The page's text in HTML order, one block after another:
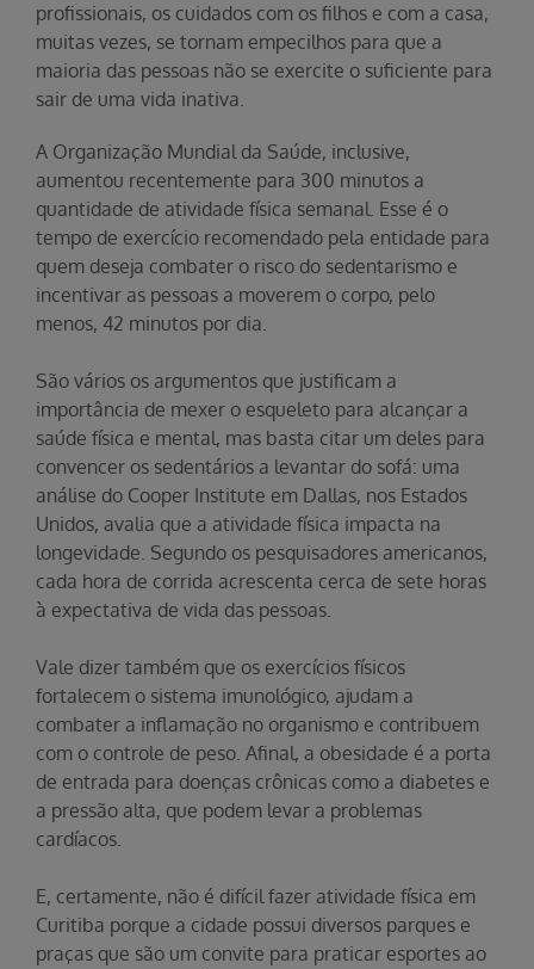
profissionais, os cuidados com os filhos e com a casa,
muitas vezes, se tornam empecilhos para que a
maioria das pessoas não se exercite o suficiente para
sair de uma vida inativa.
A Organização Mundial da Saúde, inclusive,
aumentou recentemente para 300 minutos a
quantidade de atividade física semanal. Esse é o
tempo de exercício recomendado pela entidade para
quem deseja combater o risco do sedentarismo e
incentivar as pessoas a moverem o corpo, pelo
menos, 42 minutos por dia.
São vários os argumentos que justificam a
importância de mexer o esqueleto para alcançar a
saúde física e mental, mas basta citar um deles para
convencer os sedentários a levantar do sofá: uma
análise do Cooper Institute em Dallas, nos Estados
Unidos, avalia que a atividade física impacta na
longevidade. Segundo os pesquisadores americanos,
cada hora de corrida acrescenta cerca de sete horas
à expectativa de vida das pessoas.
Vale dizer também que os exercícios físicos
fortalecem o sistema imunológico, ajudam a
combater a inflamação no organismo e contribuem
com o controle de peso. Afinal, a obesidade é a porta
de entrada para doenças crônicas como a diabetes e
a pressão alta, que podem levar a problemas
cardíacos.
E, certamente, não é difícil fazer atividade física em
Curitiba porque a cidade possui diversos parques e
praças que são um convite para praticar esportes ao